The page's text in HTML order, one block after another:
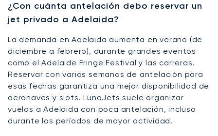
¿Con cuánta antelación debo reservar un
jet privado a Adelaida?
La demanda en Adelaida aumenta en verano (de
diciembre a febrero), durante grandes eventos
como el Adelaide Fringe Festival y las carreras.
Reservar con varias semanas de antelación para
esas fechas garantiza una mejor disponibilidad de
aeronaves y slots. LunaJets suele organizar
vuelos a Adelaida con poca antelación, incluso
durante los períodos de mayor actividad.